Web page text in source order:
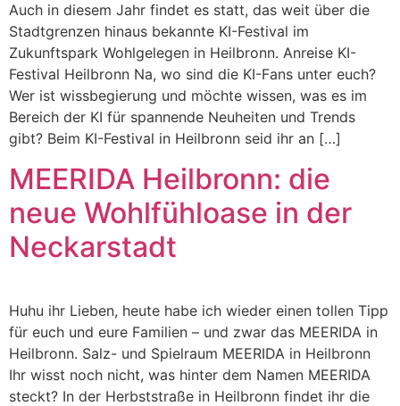
Auch in diesem Jahr findet es statt, das weit über die
Stadtgrenzen hinaus bekannte KI-Festival im
Zukunftspark Wohlgelegen in Heilbronn. Anreise KI-
Festival Heilbronn Na, wo sind die KI-Fans unter euch?
Wer ist wissbegierung und möchte wissen, was es im
Bereich der KI für spannende Neuheiten und Trends
gibt? Beim KI-Festival in Heilbronn seid ihr an […]
MEERIDA Heilbronn: die
neue Wohlfühloase in der
Neckarstadt
Huhu ihr Lieben, heute habe ich wieder einen tollen Tipp
für euch und eure Familien – und zwar das MEERIDA in
Heilbronn. Salz- und Spielraum MEERIDA in Heilbronn
Ihr wisst noch nicht, was hinter dem Namen MEERIDA
steckt? In der Herbststraße in Heilbronn findet ihr die